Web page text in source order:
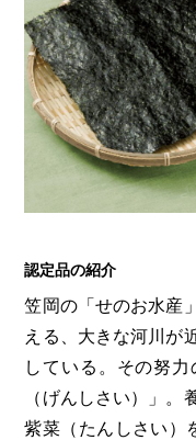
蒜山
せとう
生
せと
第12回 挑戦
第10回 岡山・備後
第8回 岡山市
第6回 瀬戸内市/備前市/和気町/
第4回 倉敷市/玉野市/浅口市/里
第2回 真庭市/新庄村
認定品の紹介
笠岡の「せのお水産
える、大きな河川が
している。その努
（げんしさい）」。
紫菜（たんしさい）